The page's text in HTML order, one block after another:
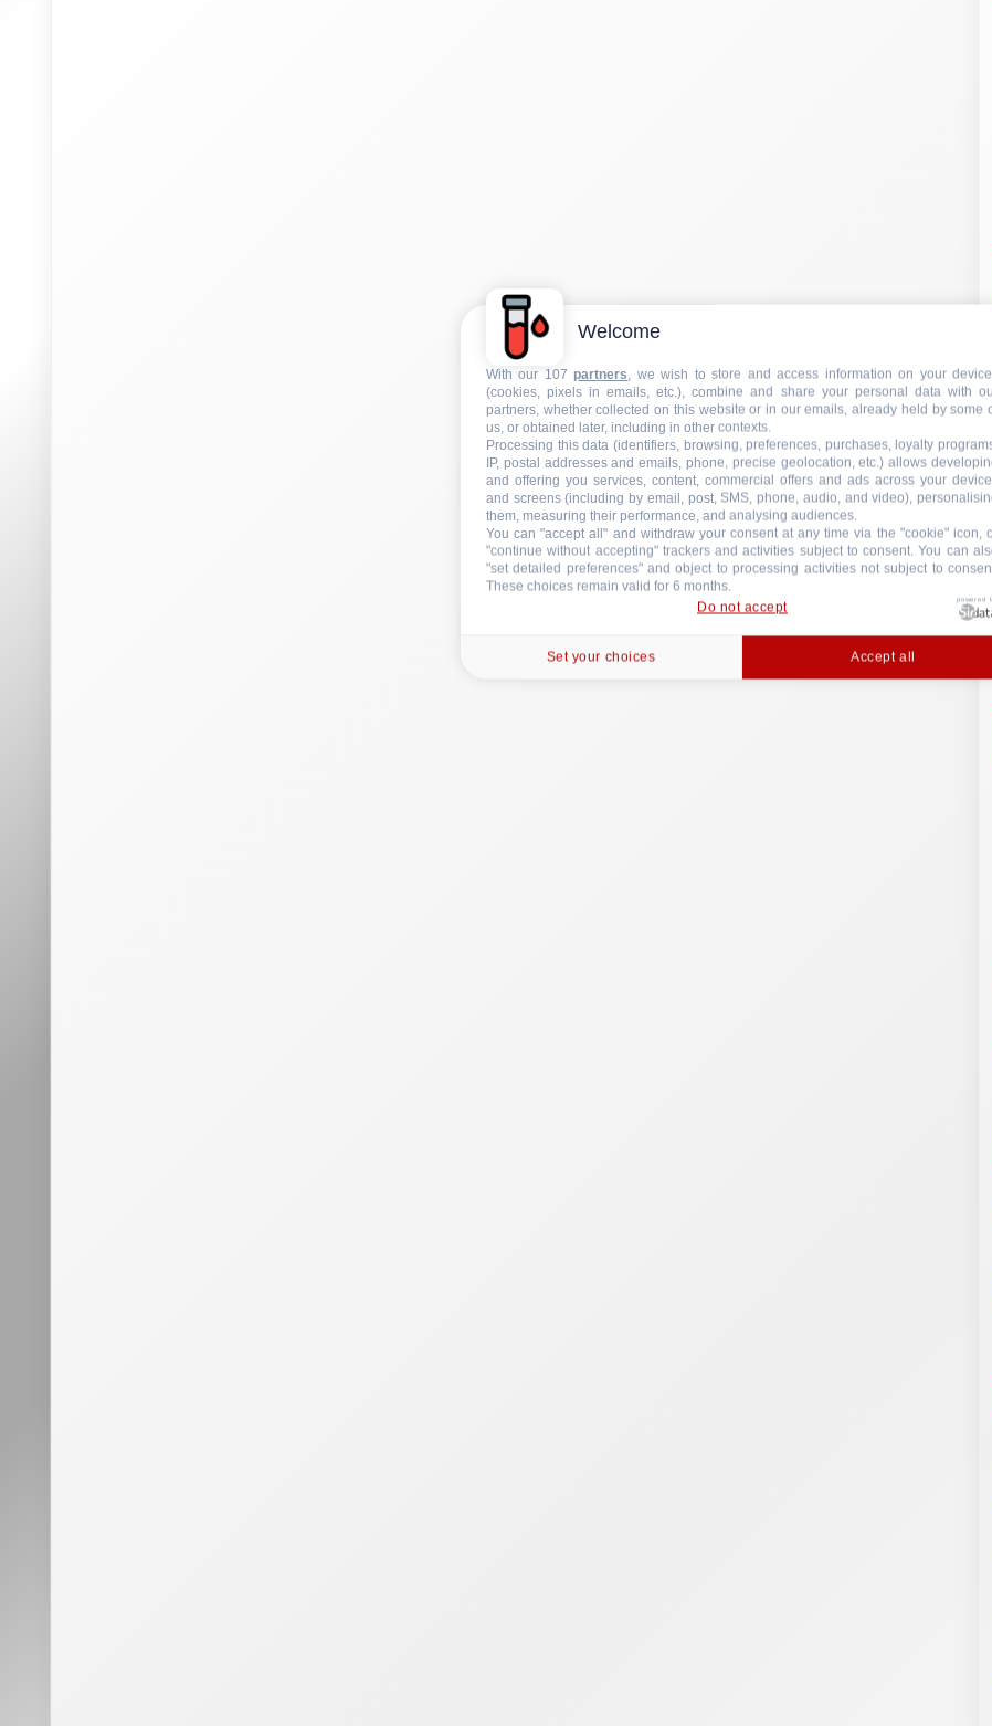
"continue without accepting" trackers and activities subject to consent. You can also
"set detailed preferences" and object to processing activities not subject to consent.
These choices remain valid for 6 months.
Set your choices Accept all